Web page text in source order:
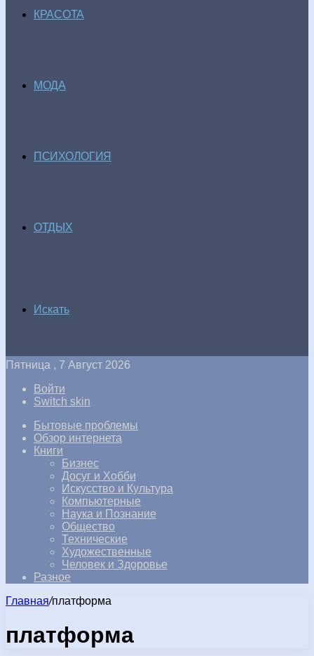
КРАСОТА
МОДА
ПСИХОЛОГИЯ
ОТДЫХ
Искать
Пятница , 7 Август 2026
Войти
Switch skin
Бытовые проблемы
Обзор интернета
Книги
Бизнес
Досуг и Хобби
Искусство и Культура
Компьютерные
Наука и Познание
Общество
Технические
Художественные
Человек и Здоровье
Разное
Главная/платформа
платформа